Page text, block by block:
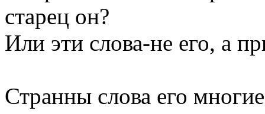
старец он?
Или эти слова-не его, а
Странны слова его